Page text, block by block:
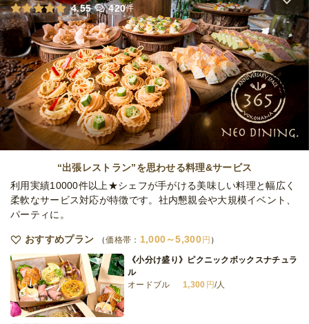
お酒にピッタリ！appetizer(アペタイザー)
コース
ケータリング 3,300円/人
全てのプランを見る（4件）
ケータリング
締切
3日前17時
最低ご注文金額 55,000円
4.55
420件
“出張レストラン”を思わせる料理&サービス
利用実績10000件以上★シェフが手がける美味しい料理と幅広く
柔軟なサービス対応が特徴です。社内懇親会や大規模イベント、
パーティに。
おすすめプラン 価格帯： 1,000～5,300 円
《小分け盛り》ピクニックボックスナチュラ
ル
オードブル
1,300 円/人